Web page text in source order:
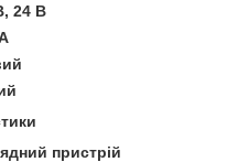
24 В
пристрій